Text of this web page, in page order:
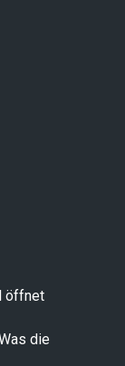
öffnet
die